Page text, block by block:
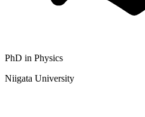
PhD in Physics
Niigata University